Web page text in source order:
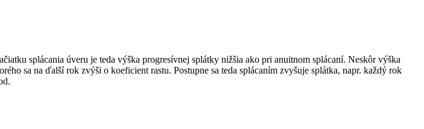
splácania úveru je teda výška progresívnej splátky nižšia ako pri anuitnom splácaní. Neskôr výška
sa na ďalší rok zvýši o koeficient rastu. Postupne sa teda splácaním zvyšuje splátka, napr. každý rok